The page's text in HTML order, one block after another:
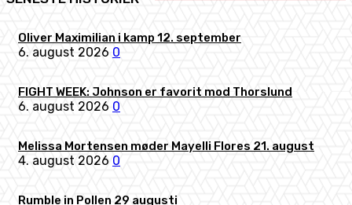
Oliver Maximilian i kamp 12. september
6. august 2026 0
FIGHT WEEK: Johnson er favorit mod Thorslund
6. august 2026 0
Melissa Mortensen møder Mayelli Flores 21. august
4. august 2026 0
Rumble in Pollen 29 augusti